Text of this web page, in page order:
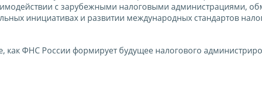
с зарубежными налоговыми администрациями,
инициативах и развитии международных стандартов
как ФНС России формирует будущее налогового